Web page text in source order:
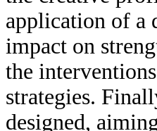
application of a
impact on
the
strategies.
designed,